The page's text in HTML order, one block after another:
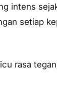
intens
setiap
rasa